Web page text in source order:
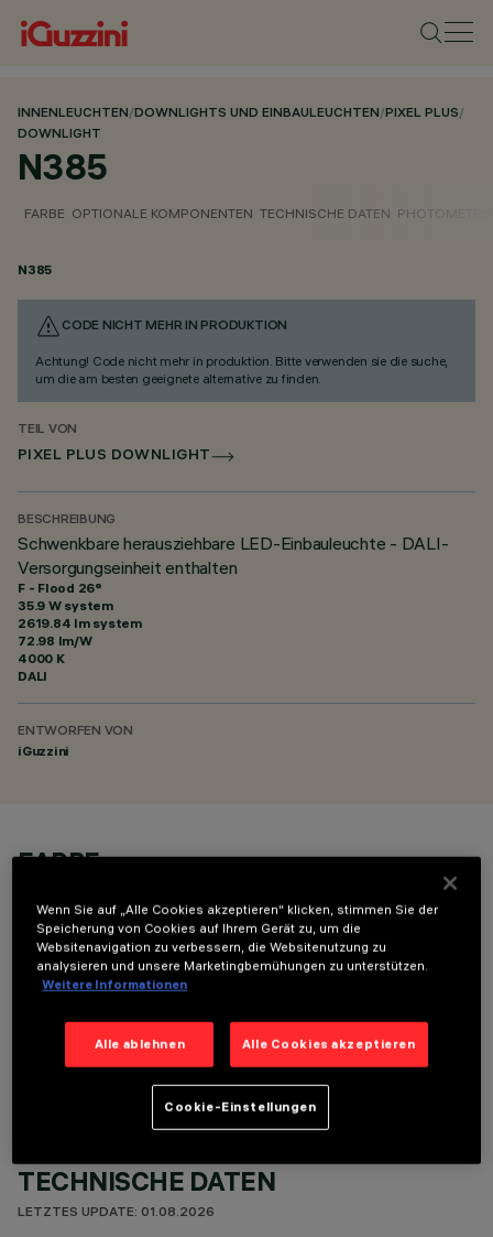
INNENLEUCHTEN/DOWNLIGHTS UND EINBAULEUCHTEN/PIXEL PLUS/
DOWNLIGHT
N385
FARBE OPTIONALE KOMPONENTEN TECHNISCHE DATEN
N385
CODE NICHT MEHR IN PRODUKTION
Achtung! Code nicht mehr in produktion. Bitte verwenden sie die suche,
um die am besten geeignete alternative zu finden.
TEIL VON
PIXEL PLUS DOWNLIGHT
BESCHREIBUNG
Schwenkbare herausziehbare LED-Einbauleuchte - DALI-
Versorgungseinheit enthalten
F - Flood 26°
35.9 W system
2619.84 lm system
72.98 lm/W
4000 K
DALI
ENTWORFEN VON
iGuzzini
FARBE
OPTIONALE KOMPONENTEN
TECHNISCHE DATEN
LETZTES UPDATE: 01.08.2026
Wenn Sie auf „Alle Cookies akzeptieren“ klicken, stimmen Sie der
Speicherung von Cookies auf Ihrem Gerät zu, um die
Websitenavigation zu verbessern, die Websitenutzung zu
analysieren und unsere Marketingbemühungen zu unterstützen.
Weitere Informationen
Alle ablehnen Alle Cookies akzeptieren
Cookie-Einstellungen